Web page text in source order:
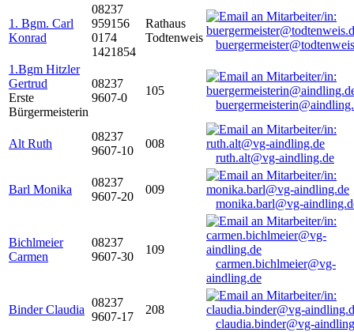
1. Bgm. Carl
Konrad
08237
959156
0174
1421854
Rathaus
Todtenweis
1.Bgm Hitzler
Gertrud
Erste
Bürgermeisterin
08237
9607-0
105
Alt Ruth
08237
9607-10
008
ruth.alt@vg-aindling.de
Barl Monika
08237
9607-20
009
monika.barl@vg-
Bichlmeier
Carmen
08237
9607-30
109
carmen.bichlmeier@vg-
aindling.de
Binder Claudia
08237
9607-17
208
claudia.binder@vg-